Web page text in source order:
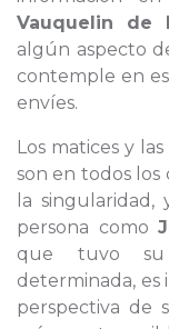
Vauquelin de
algún aspecto
contemple en
envíes.
Los matices y
son en todos los
la
persona como
que tuvo su
determinada,
perspectiva de